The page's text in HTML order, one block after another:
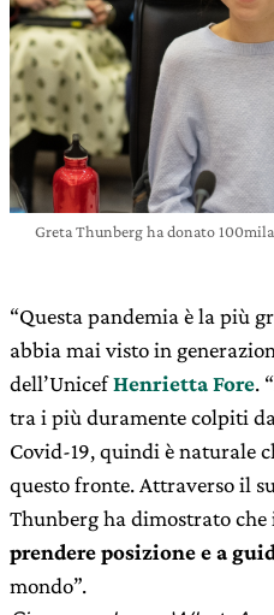
Greta Thunberg ha donato
“Questa pandemia è la più
abbia mai visto in
dell’UnicefHenrietta Fore.
tra i più duramente colpiti
Covid-19, quindi è naturale
questo fronte. Attraverso il
Thunberg ha dimostrato che
prendere posizione e a
mondo”.